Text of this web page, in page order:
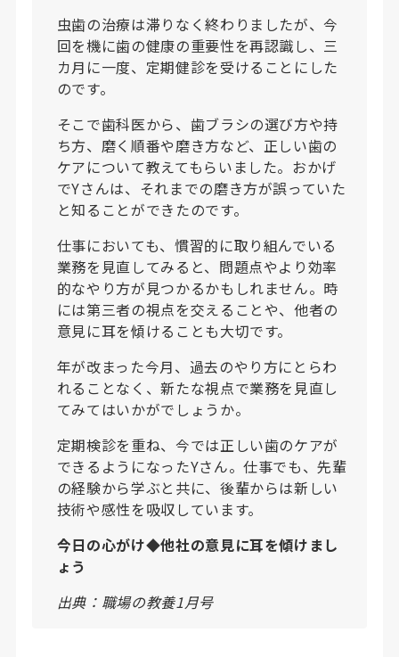
虫歯の治療は滞りなく終わりましたが、今
回を機に歯の健康の重要性を再認識し、三
カ月に一度、定期健診を受けることにした
のです。
そこで歯科医から、歯ブラシの選び方や持
ち方、磨く順番や磨き方など、正しい歯の
ケアについて教えてもらいました。おかげ
でYさんは、それまでの磨き方が誤っていた
と知ることができたのです。
仕事においても、慣習的に取り組んでいる
業務を見直してみると、問題点やより効率
的なやり方が見つかるかもしれません。時
には第三者の視点を交えることや、他者の
意見に耳を傾けることも大切です。
年が改まった今月、過去のやり方にとらわ
れることなく、新たな視点で業務を見直し
てみてはいかがでしょうか。
定期検診を重ね、今では正しい歯のケアが
できるようになったYさん。仕事でも、先輩
の経験から学ぶと共に、後輩からは新しい
技術や感性を吸収しています。
今日の心がけ◆他社の意見に耳を傾けまし
ょう
出典：職場の教養1月号